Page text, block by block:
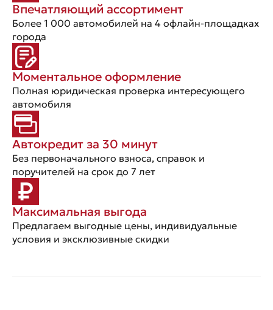
Впечатляющий ассортимент
Более 1 000 автомобилей на 4 офлайн-площадках
города
Моментальное оформление
Полная юридическая проверка интересующего
автомобиля
Автокредит за 30 минут
Без первоначального взноса, справок и
поручителей на срок до 7 лет
Максимальная выгода
Предлагаем выгодные цены, индивидуальные
условия и эксклюзивные скидки